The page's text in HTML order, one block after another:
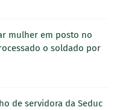
mulher em posto no
o soldado por
de servidora da Seduc